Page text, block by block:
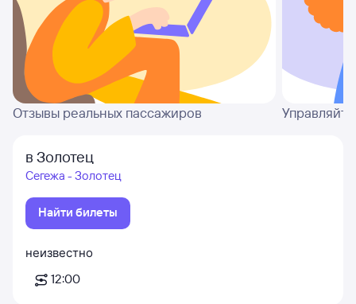
Отзывы реальных пассажиров
в Золотец
Сегежа - Золотец
Найти билеты
неизвестно
12:00